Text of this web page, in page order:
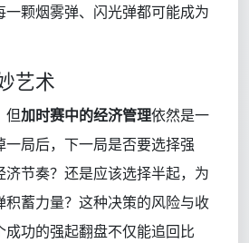
颗烟雾弹、闪光弹都可能成为
艺术
但加时赛中的经济管理依然是一
一局后，下一局是否要选择强
节奏？还是应该选择半起，为
积蓄力量？这种决策的风险与收
成功的强起翻盘不仅能追回比